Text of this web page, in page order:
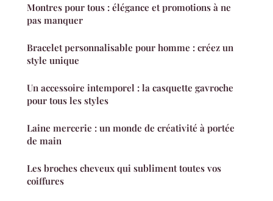
Montres pour tous : élégance et promotions à ne
pas manquer
Bracelet personnalisable pour homme : créez un
style unique
Un accessoire intemporel : la casquette gavroche
pour tous les styles
Laine mercerie : un monde de créativité à portée
de main
Les broches cheveux qui subliment toutes vos
coiffures